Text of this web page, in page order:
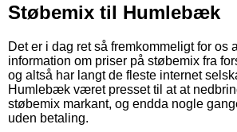
Støbemix til Humlebæk
Det er i dag ret så fremkommeligt for os
information om priser på støbemix fra
og altså har langt de fleste internet
Humlebæk været presset til at at
støbemix markant, og endda nogle
uden betaling.